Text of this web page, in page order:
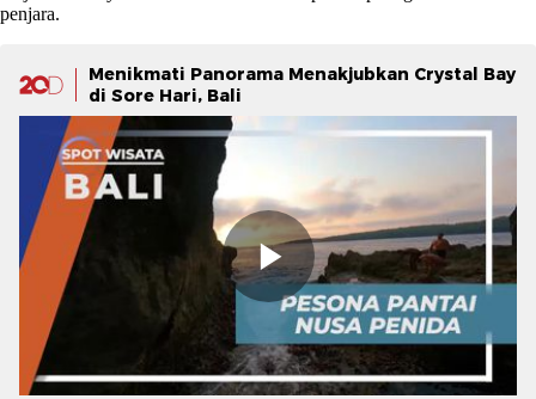
penjara.
Menikmati Panorama Menakjubkan Crystal Bay
di Sore Hari, Bali